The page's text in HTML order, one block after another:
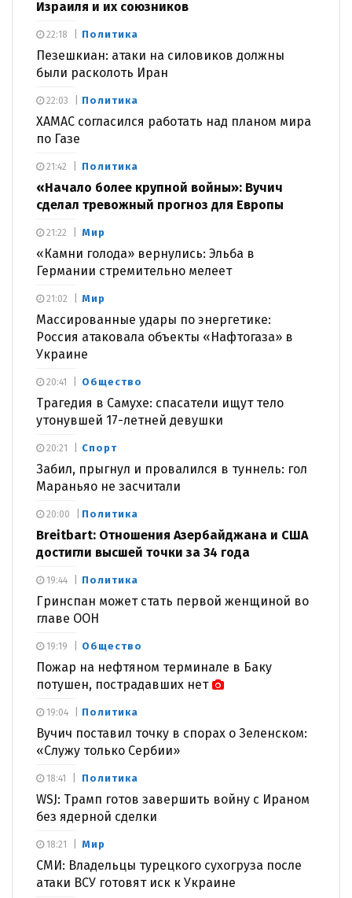
Израиля и их союзников
Политика
Пезешкиан: атаки на силовиков должны
были расколоть Иран
22:18
Политика
ХАМАС согласился работать над планом мира
по Газе
22:03
Политика
«Начало более крупной войны»: Вучич
сделал тревожный прогноз для Европы
21:42
Мир
«Камни голода» вернулись: Эльба в
Германии стремительно мелеет
21:22
Мир
Массированные удары по энергетике:
Россия атаковала объекты «Нафтогаза» в
Украине
21:02
Общество
Трагедия в Самухе: спасатели ищут тело
утонувшей 17-летней девушки
20:41
Спорт
Забил, прыгнул и провалился в туннель: гол
Мараньяо не засчитали
20:21
Политика
Breitbart: Отношения Азербайджана и США
достигли высшей точки за 34 года
20:00
Политика
Гринспан может стать первой женщиной во
главе ООН
19:44
Общество
Пожар на нефтяном терминале в Баку
потушен, пострадавших нет
19:19
Политика
Вучич поставил точку в спорах о Зеленском:
«Служу только Сербии»
19:04
Политика
WSJ: Трамп готов завершить войну с Ираном
без ядерной сделки
18:41
Мир
СМИ: Владельцы турецкого сухогруза после
атаки ВСУ готовят иск к Украине
18:21